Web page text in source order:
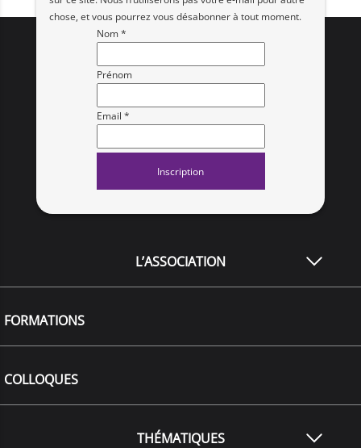
chose, et vous pourrez vous désabonner à tout moment.
Nom *
Prénom
Email *
L’ASSOCIATION
FORMATIONS
COLLOQUES
THÉMATIQUES